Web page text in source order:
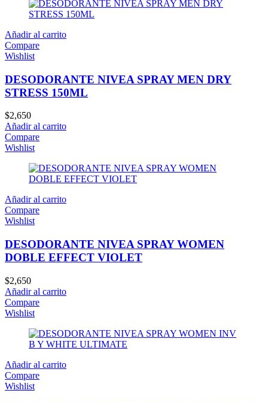
Añadir al carrito
Compare
Wishlist
DESODORANTE NIVEA SPRAY MEN DRY
STRESS 150ML
$2,650
Añadir al carrito
Compare
Wishlist
Añadir al carrito
Compare
Wishlist
DESODORANTE NIVEA SPRAY WOMEN
DOBLE EFFECT VIOLET
$2,650
Añadir al carrito
Compare
Wishlist
Añadir al carrito
Compare
Wishlist